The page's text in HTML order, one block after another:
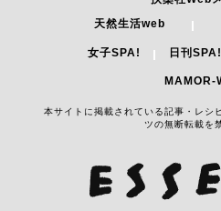
お問い合わせ
利用規約
Cookieについて
扶桑社 広告掲
天然生活web
女子SPA! 日刊SPA!